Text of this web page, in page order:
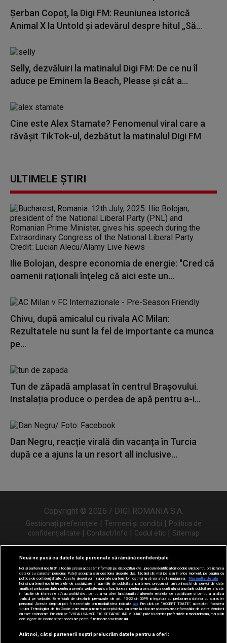
Șerban Copoț, la Digi FM: Reuniunea istorică
Animal X la Untold și adevărul despre hitul „Să...
Selly, dezvăluiri la matinalul Digi FM: De ce nu îl
aduce pe Eminem la Beach, Please și cât a...
Cine este Alex Stamate? Fenomenul viral care a
răvășit TikTok-ul, dezbătut la matinalul Digi FM
ULTIMELE ȘTIRI
Ilie Bolojan, despre economia de energie: "Cred că
oamenii raţionali înţeleg că aici este un...
Chivu, după amicalul cu rivala AC Milan:
Rezultatele nu sunt la fel de importante ca munca
pe...
Tun de zăpadă amplasat în centrul Brașovului.
Instalația produce o perdea de apă pentru a-i...
Dan Negru, reacție virală din vacanța în Turcia
după ce a ajuns la un resort all inclusive...
Copyright © 2026 / DIGI ROMANIA S.A.
Gestionați preferințele | Termeni și condiții | Politica de
confidențialitate | Contact/Info | Codul etic | Sitemap
Urmărește-ne și pe
Nouă ne pasă ca datele tale personale să rămână confidențiale
Noi și partenerii noștri31 stocăm și/sau accesăm informații pe dispozitivul dvs., precum identificatorii cookie unici pentru prelucrarea
datelor cu caracter personal. Puteți accepta sau gestiona alegerile dvs. făcând clic mai jos sau în orice moment, pe pagina cu
politica de confidențialitate. Aceste alegeri vor fi raportate partenerilor noștri și nu vă vor afecta navigarea.
Mai multe detalii
Noi si partenerii nostri (retelele de socializare si agentiile de publicitate partenere, precum si furnizorii nostri de servicii de date
analitice) prelucram date pentru a permite website-ului sa functioneze, pentru a personaliza continutul si anunturile publicitare afisate
in functie de interesele si/sau profilul dvs., pentru a va oferi functionalitati aferente retelelor de socializare si pentru a analiza
traficul pe website. Beneficiati de drepturile prevazute de art. 15-22 din GDPR in legatura cu prelucrarea datelor cu caracter
personal. Aceste drepturi pot fi exercitate prin modalitatea indicata aici. Prin click pe “ACCEPT TOATE”, acceptati folosirea
tuturor Tehnologiilor de tip Cookie, care implica inclusiv acceptul dvs. cu privire la stocarea/accesarea informatiilor de catre Vendor-ii
cu care colaboram. Prin click pe “VREAU SA MODIFIC SETARILE INDIVIDUAL” puteti schimba preferintele in mod individual, mai putin
cele legate de cookie strict necesare pentru functionarea website-ului.
Atât noi, cât și partenerii noștri prelucrăm datele pentru a oferi: